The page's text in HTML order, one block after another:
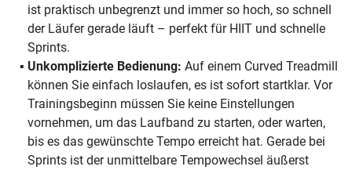
ist praktisch unbegrenzt und immer so hoch, so schnell
der Läufer gerade läuft – perfekt für HIIT und schnelle
Sprints.
Unkomplizierte Bedienung: Auf einem Curved Treadmill
können Sie einfach loslaufen, es ist sofort startklar. Vor
Trainingsbeginn müssen Sie keine Einstellungen
vornehmen, um das Laufband zu starten, oder warten,
bis es das gewünschte Tempo erreicht hat. Gerade bei
Sprints ist der unmittelbare Tempowechsel äußerst